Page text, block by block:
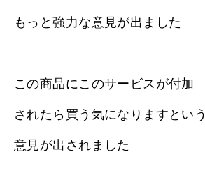
もっと強力な意見が出ました
この商品にこのサービスが付加
されたら買う気になりますという
意見が出されました